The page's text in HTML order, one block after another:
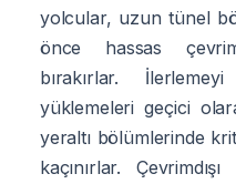
yolcular, uzun tünel
önce hassas
bırakırlar.
yüklemeleri geçici
yeraltı bölümlerinde
kaçınırlar.